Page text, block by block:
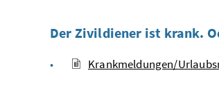
Der Zivildiener ist krank.
Krankmeldungen/